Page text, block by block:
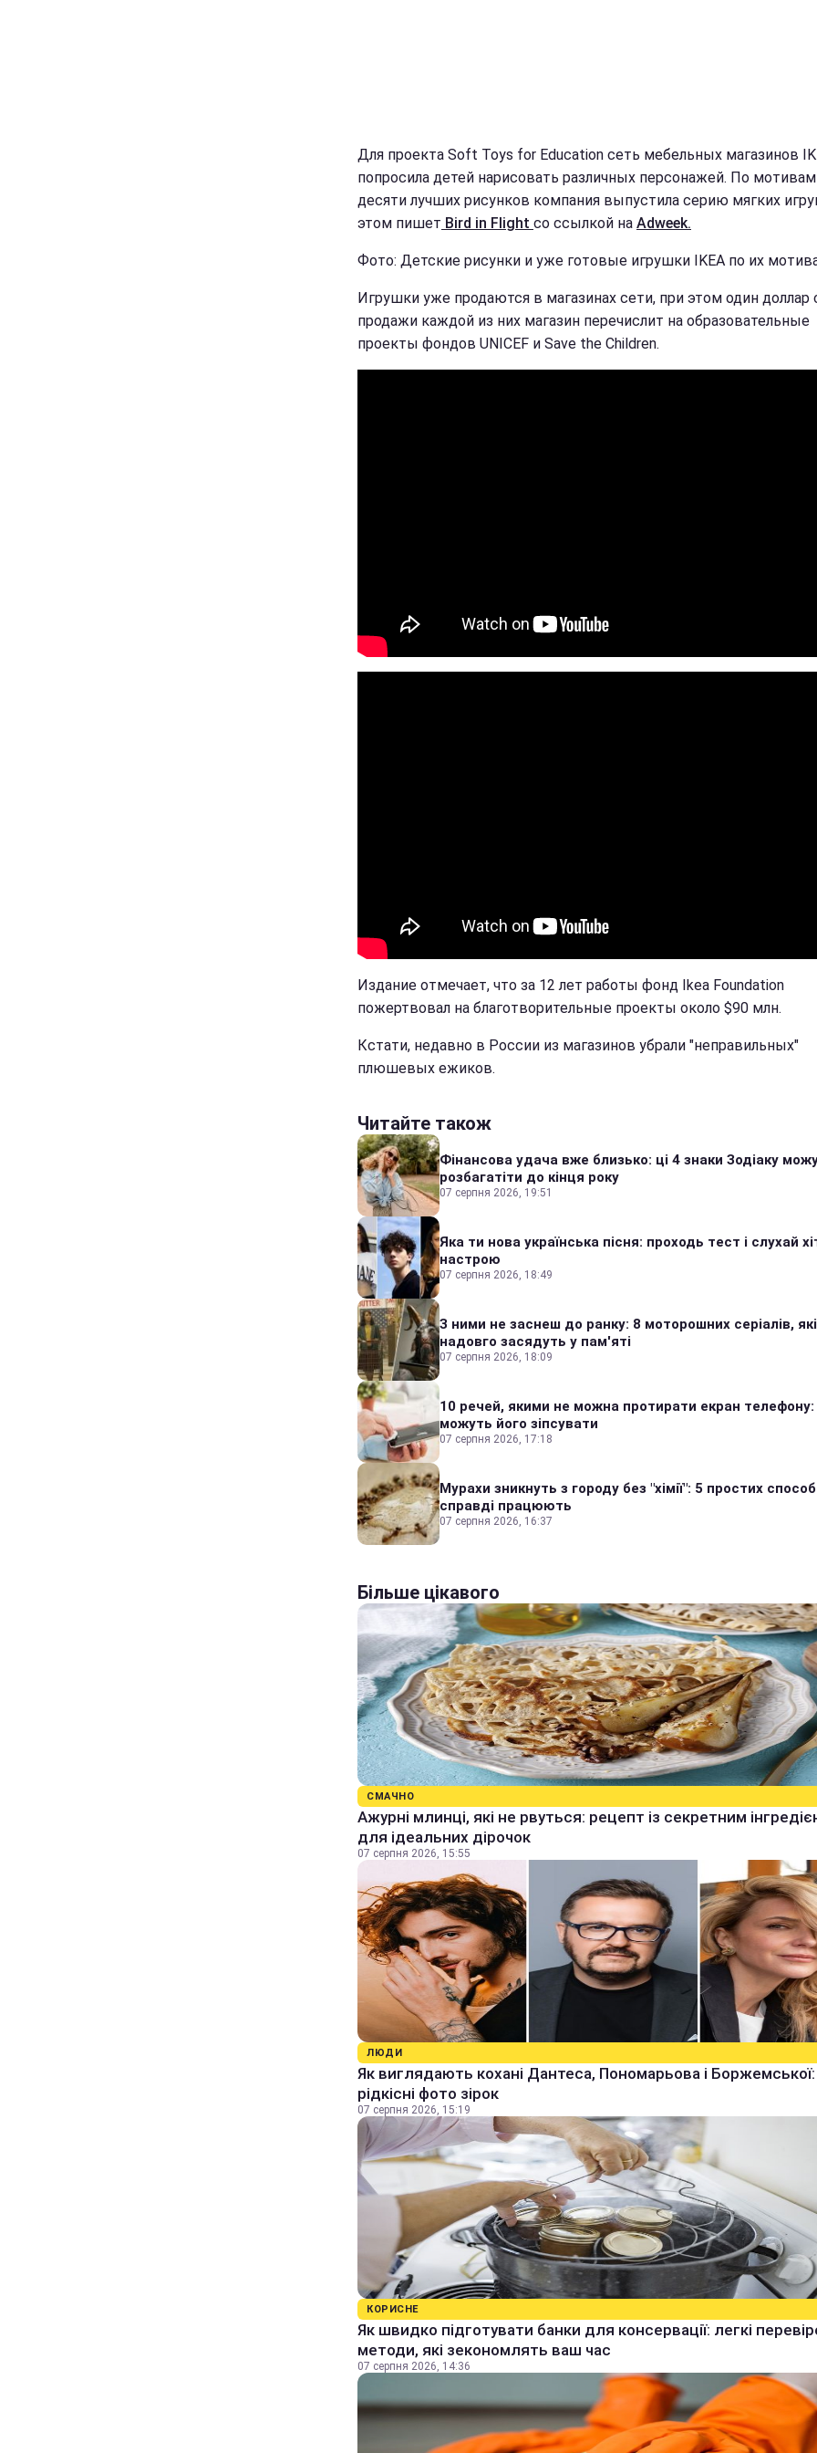
Для проекта Soft Toys for Education сеть мебельных магазинов
попросила детей нарисовать различных персонажей. По мотивам
десяти лучших рисунков компания выпустила серию мягких
этом пишет Bird in Flight со ссылкой на Adweek.
Фото: Детские рисунки и уже готовые игрушки IKEA по их
Игрушки уже продаются в магазинах сети, при этом один доллар
продажи каждой из них магазин перечислит на образовательные
проекты фондов UNICEF и Save the Children.
Издание отмечает, что за 12 лет работы фонд Ikea Foundation
пожертвовал на благотворительные проекты около $90 млн.
Кстати, недавно в России из магазинов убрали "неправильных"
плюшевых ежиков.
Читайте також
Фінансова удача вже близько: ці 4 знаки Зодіаку
розбагатіти до кінця року
07 серпня 2026, 19:51
Яка ти нова українська пісня: проходь тест і слухай
настрою
07 серпня 2026, 18:49
З ними не заснеш до ранку: 8 моторошних серіалів, які
надовго засядуть у пам'яті
07 серпня 2026, 18:09
10 речей, якими не можна протирати екран
можуть його зіпсувати
07 серпня 2026, 17:18
Мурахи зникнуть з городу без "хімії": 5 простих
справді працюють
07 серпня 2026, 16:37
Більше цікавого
СМАЧНО
Ажурні млинці, які не рвуться: рецепт із секретним
для ідеальних дірочок
07 серпня 2026, 15:55
ЛЮДИ
Як виглядають кохані Дантеса, Пономарьова і Боржемської:
рідкісні фото зірок
07 серпня 2026, 15:19
КОРИСНЕ
Як швидко підготувати банки для консервації: легкі
методи, які зекономлять ваш час
07 серпня 2026, 14:36